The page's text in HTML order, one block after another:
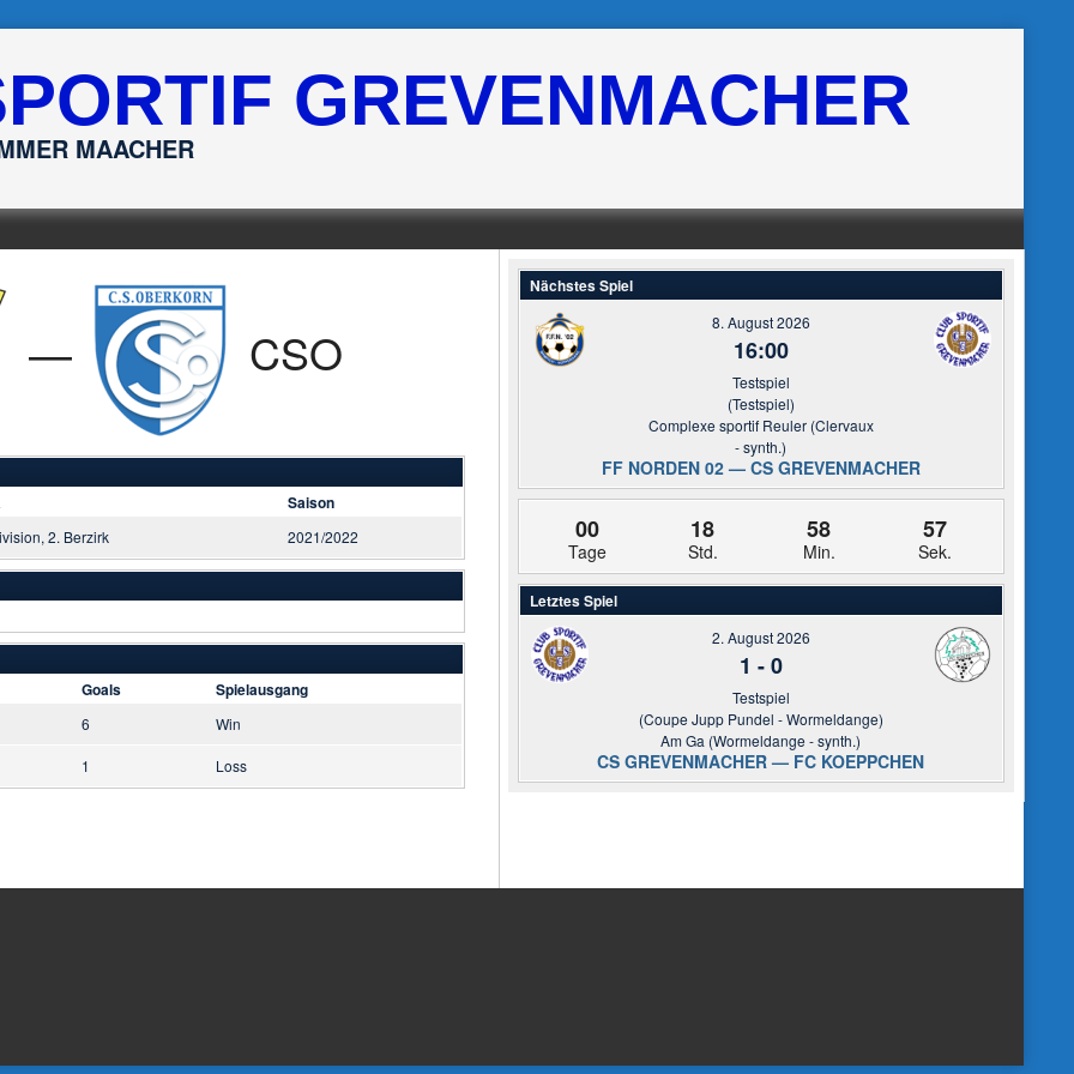
GREVENMACHER
MAACHER
— CSO
Saison
2. Berzirk 2021/2022
Goals Spielausgang
6 Win
1 Loss
Nächstes Spiel
8. August 2026
16:00
Testspiel
(Testspiel)
Complexe sportif Reuler (Clervaux
- synth.)
FF NORDEN 02 — CS GREVENMACHER
00
Tage
18
Std.
58
Min.
56
Sek.
Letztes Spiel
2. August 2026
1 -0
Testspiel
(Coupe Jupp Pundel - Wormeldange)
Am Ga (Wormeldange - synth.)
CS GREVENMACHER — FC KOEPPCHEN